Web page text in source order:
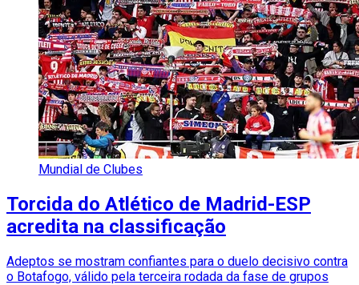
Mundial de Clubes
Torcida do Atlético de Madrid-ESP
acredita na classificação
Adeptos se mostram confiantes para o duelo decisivo contra
o Botafogo, válido pela terceira rodada da fase de grupos